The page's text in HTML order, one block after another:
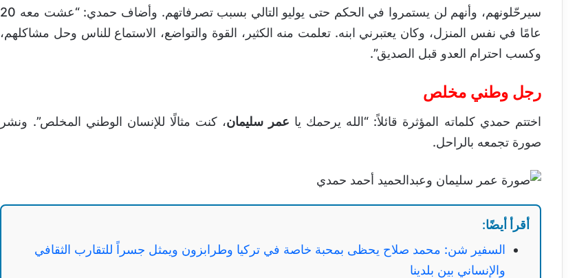
سيرحّلونهم، وأنهم لن يستمروا في الحكم حتى يوليو التالي بسبب تصرفاتهم. وأضاف حمدي: “عشت معه 20
عامًا في نفس المنزل، وكان يعتبرني ابنه. تعلمت منه الكثير، القوة والتواضع، الاستماع للناس وحل مشاكلهم،
وكسب احترام العدو قبل الصديق”.
رجل وطني مخلص
اختتم حمدي كلماته المؤثرة قائلاً: “الله يرحمك يا عمر سليمان، كنت مثالًا للإنسان الوطني المخلص”. ونشر
صورة تجمعه بالراحل.
أقرأ أيضًا:
السفير شن: محمد صلاح يحظى بمحبة خاصة في تركيا وطرابزون ويمثل جسراً للتقارب الثقافي
والإنساني بين بلدينا